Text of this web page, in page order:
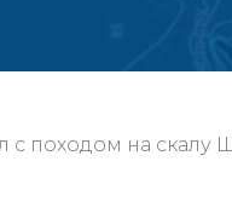
с походом на скалу